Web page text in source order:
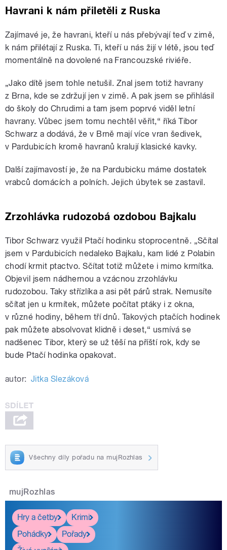
Havrani k nám přiletěli z Ruska
Zajímavé je, že havrani, kteří u nás přebývají teď v zimě,
k nám přilétají z Ruska. Ti, kteří u nás žijí v létě, jsou teď
momentálně na dovolené na Francouzské riviéře.
„Jako dítě jsem tohle netušil. Znal jsem totiž havrany
z Brna, kde se zdržují jen v zimě. A pak jsem se přihlásil
do školy do Chrudimi a tam jsem poprvé viděl letní
havrany. Vůbec jsem tomu nechtěl věřit,“ říká Tibor
Schwarz a dodává, že v Brně mají více vran šedivek,
v Pardubicích kromě havranů kralují klasické kavky.
Další zajímavostí je, že na Pardubicku máme dostatek
vrabců domácích a polních. Jejich úbytek se zastavil.
Zrzohlávka rudozobá ozdobou Bajkalu
Tibor Schwarz využil Ptačí hodinku stoprocentně. „Sčítal
jsem v Pardubicích nedaleko Bajkalu, kam lidé z Polabin
chodí krmit ptactvo. Sčítat totiž můžete i mimo krmítka.
Objevil jsem nádhernou a vzácnou zrzohlávku
rudozobou. Taky střízlíka a asi pět párů strak. Nemusíte
sčítat jen u krmítek, můžete počítat ptáky i z okna,
v různé hodiny, během tří dnů. Takových ptačích hodinek
pak můžete absolvovat klidně i deset,“ usmívá se
nadšenec Tibor, který se už těší na příští rok, kdy se
bude Ptačí hodinka opakovat.
autor: Jitka Slezáková
Všechny díly pořadu na mujRozhlas
mujRozhlas
Hry a četby
Krimi
Pohádky
Pořady